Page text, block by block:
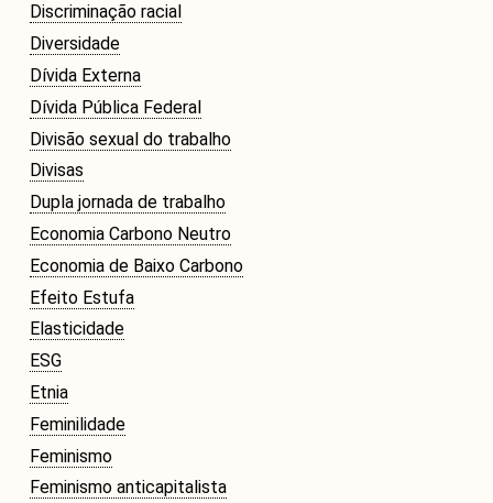
Discriminação racial
Diversidade
Dívida Externa
Dívida Pública Federal
Divisão sexual do trabalho
Divisas
Dupla jornada de trabalho
Economia Carbono Neutro
Economia de Baixo Carbono
Efeito Estufa
Elasticidade
ESG
Etnia
Feminilidade
Feminismo
Feminismo anticapitalista